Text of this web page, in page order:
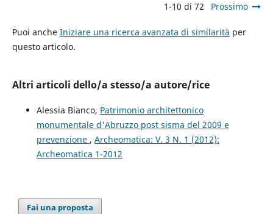
1-10 di 72 Prossimo
Puoi anche Iniziare una ricerca avanzata di similarità per
questo articolo.
Altri articoli dello/a stesso/a autore/rice
Alessia Bianco, Patrimonio architettonico
monumentale d'Abruzzo post sisma del 2009 e
prevenzione , Archeomatica: V. 3 N. 1 (2012):
Archeomatica 1-2012
Fai una proposta